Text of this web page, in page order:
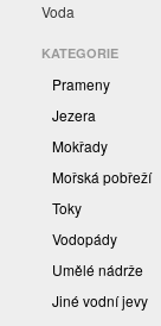
Voda
KATEGORIE
Prameny
Jezera
Mokřady
Mořská pobřeží
Toky
Vodopády
Umělé nádrže
Jiné vodní jevy